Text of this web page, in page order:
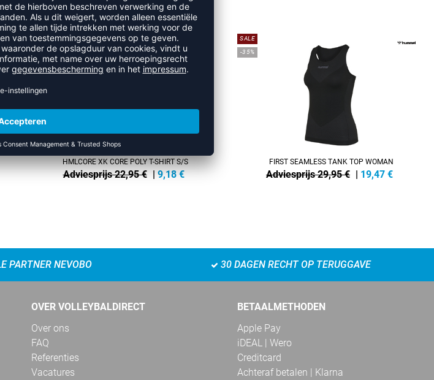
SALE
-60%
HMLCORE XK CORE POLY T-SHIRT S/S
Adviesprijs 22,95 € | 9,18 €
SALE
-35%
FIRST SEAMLESS TANK TOP WOMAN
Adviesprijs 29,95 € | 19,47 €
PARTNER NEVOBO 30 DAGEN RECHT OP TERUGGAVE
OVER VOLLEYBALDIRECT
Over ons
FAQ
Referenties
Vacatures
BETAALMETHODEN
Apple Pay
iDEAL | Wero
Creditcard
Achteraf betalen | Klarna